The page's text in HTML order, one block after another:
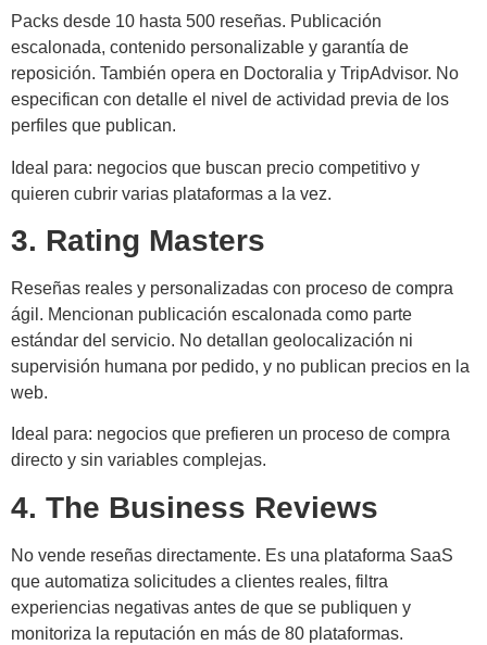
Packs desde 10 hasta 500 reseñas. Publicación
escalonada, contenido personalizable y garantía de
reposición. También opera en Doctoralia y TripAdvisor. No
especifican con detalle el nivel de actividad previa de los
perfiles que publican.
Ideal para: negocios que buscan precio competitivo y
quieren cubrir varias plataformas a la vez.
3. Rating Masters
Reseñas reales y personalizadas con proceso de compra
ágil. Mencionan publicación escalonada como parte
estándar del servicio. No detallan geolocalización ni
supervisión humana por pedido, y no publican precios en la
web.
Ideal para: negocios que prefieren un proceso de compra
directo y sin variables complejas.
4. The Business Reviews
No vende reseñas directamente. Es una plataforma SaaS
que automatiza solicitudes a clientes reales, filtra
experiencias negativas antes de que se publiquen y
monitoriza la reputación en más de 80 plataformas.